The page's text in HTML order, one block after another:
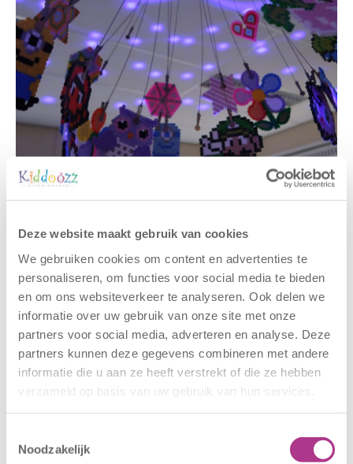
Deze website maakt gebruik van cookies
We gebruiken cookies om content en advertenties te
personaliseren, om functies voor social media te bieden
en om ons websiteverkeer te analyseren. Ook delen we
informatie over uw gebruik van onze site met onze
partners voor social media, adverteren en analyse. Deze
partners kunnen deze gegevens combineren met andere
informatie die u aan ze heeft verstrekt of die ze hebben
verzameld op basis van uw gebruik van hun services.
Noodzakelijk
Gerelateerde berichten
Nieuwe locatie
Oldegaarde
Sluiting
CODE ROOD